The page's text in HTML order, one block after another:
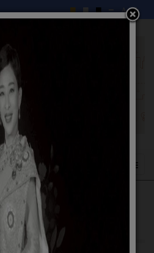
ารคัดเลือกประจำ
ถุนายน 2567